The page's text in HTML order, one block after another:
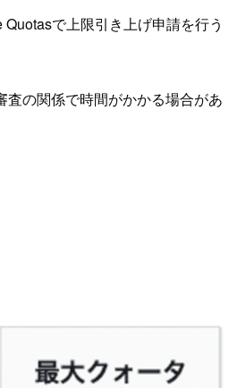
で上限引き上げ申請を行う
の関係で時間がかかる場合があ